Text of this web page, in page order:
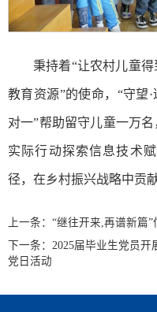
秉持着“让农村儿童
教育资源”的使命，“守望
对一”帮助留守儿童一万
实际行动探索信息技术
径，在乡村振兴战略中贡
上一条： “继往开来,再谱新篇
下一条： 2025届毕业生党员开
党日活动